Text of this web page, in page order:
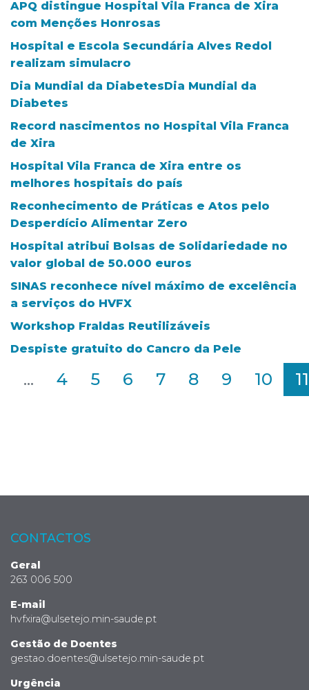
APQ distingue Hospital Vila Franca de Xira
com Menções Honrosas
Hospital e Escola Secundária Alves Redol
realizam simulacro
Dia Mundial da DiabetesDia Mundial da
Diabetes
Record nascimentos no Hospital Vila Franca
de Xira
Hospital Vila Franca de Xira entre os
melhores hospitais do país
Reconhecimento de Práticas e Atos pelo
Desperdício Alimentar Zero
Hospital atribui Bolsas de Solidariedade no
valor global de 50.000 euros
SINAS reconhece nível máximo de excelência
a serviços do HVFX
Workshop Fraldas Reutilizáveis
Despiste gratuito do Cancro da Pele
... 4 5 6 7 8 9 10 11
CONTACTOS
Geral
263 006 500
E-mail
hvfxira@ulsetejo.min-saude.pt
Gestão de Doentes
gestao.doentes@ulsetejo.min-saude.pt
Urgência